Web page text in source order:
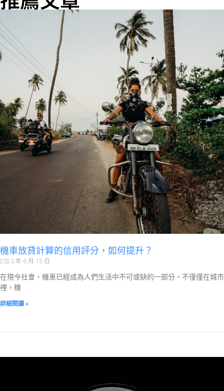
機車放貸計算的信用評分，如何提升？
2023 年 6 月 15 日
在現今社會，機車已經成為人們生活中不可或缺的一部分。不僅僅在城市
裡，機
詳細閱讀 »